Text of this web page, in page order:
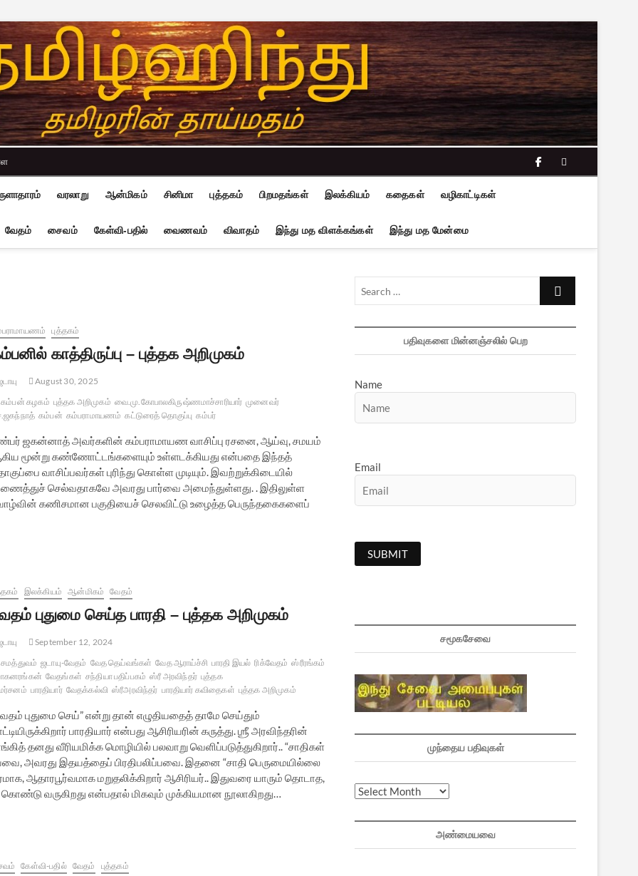
facebooktwitter
வரலாறு ஆன்மிகம் சினிமா புத்தகம் பிறமதங்கள் இலக்கியம் கதைகள் வழிகாட்டிகள்
வேதம் சைவம் கேள்வி-பதில் வைணவம் விவாதம் இந்து மத விளக்கங்கள் இந்து மத மேன்மை
புத்தகம்
காத்திருப்பு – புத்தக அறிமுகம்
August 30, 2025
கம்பன் கழகம் புத்தக அறிமுகம் வை.மு.கோபாலகிருஷ்ணமாச்சாரியார் முனைவர்
கம்பன் கம்பராமாயணம் கட்டுரைத் தொகுப்பு கம்பர்
ஜகன்னாத் அவர்களின் கம்பராமாயண வாசிப்பு ரசனை, ஆய்வு, சமயம்
மூன்று கண்ணோட்டங்களையும் உள்ளடக்கியது என்பதை இந்தத்
வாசிப்பவர்கள் புரிந்து கொள்ள முடியும். இவற்றுக்கிடையில்
செல்வதாகவே அவரது பார்வை அமைந்துள்ளது. . இதிலுள்ள
கணிசமான பகுதியைச் செலவிட்டு உழைத்த பெருந்தகைகளைப்
இலக்கியம் ஆன்மிகம் வேதம்
புதுமை செய்த பாரதி – புத்தக அறிமுகம்
September 12, 2024
சமத்துவம் ஜடாயு-வேதம் வேத தெய்வங்கள் வேத ஆராய்ச்சி பாரதி இயல் ரிக்வேதம் ஸ்ரீரங்கம்
வேதங்கள் சந்தியா பதிப்பகம் ஸ்ரீ அரவிந்தர் புத்தக
பாரதியார் வேதக்கல்வி ஸ்ரீஅரவிந்தர் பாரதியார் கவிதைகள் புத்தக அறிமுகம்
புதுமை செய்” என்று தான் எழுதியதைத் தாமே செய்தும்
பாரதியார் என்பது ஆசிரியரின் கருத்து. ஶ்ரீ அரவிந்தரின்
தனது வீரியமிக்க மொழியில் பலவாறு வெளிப்படுத்துகிறார்.. “சாதிகள்
அவரது இதயத்தைப் பிரதிபலிப்பவை. இதனை “சாதி பெருமையில்லை
ஆதாரபூர்வமாக மறுதலிக்கிறார் ஆசிரியர்.. இதுவரை யாரும் தொடாத,
வருகிறது என்பதால் மிகவும் முக்கியமான நூலாகிறது…
கேள்வி-பதில் வேதம் புத்தகம்
Search
பதிவுகளை மின்னஞ்சலில் பெற
Name
Email
சமூகசேவை
முந்தைய பதிவுகள்
முந்தைய
அண்மையவை